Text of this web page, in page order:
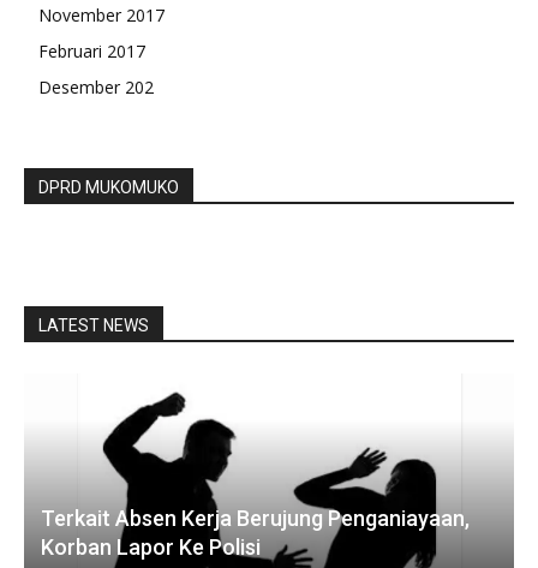
November 2017
Februari 2017
Desember 202
DPRD MUKOMUKO
LATEST NEWS
Terkait Absen Kerja Berujung Penganiayaan,
Korban Lapor Ke Polisi